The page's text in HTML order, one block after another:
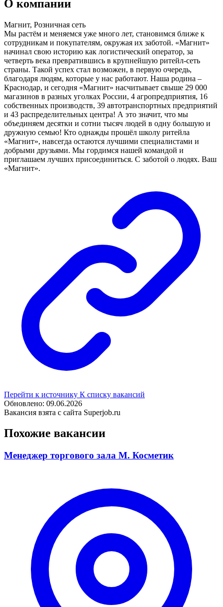
О компании
Магнит, Розничная сеть
Мы растём и меняемся уже много лет, становимся ближе к
сотрудникам и покупателям, окружая их заботой. «Магнит»
начинал свою историю как логистический оператор, за
четверть века превратившись в крупнейшую ритейл-сеть
страны. Такой успех стал возможен, в первую очередь,
благодаря людям, которые у нас работают. Наша родина –
Краснодар, и сегодня «Магнит» насчитывает свыше 29 000
магазинов в разных уголках России, 4 агропредприятия, 16
собственных производств, 39 автотранспортных предприятий
и 43 распределительных центра! А это значит, что мы
объединяем десятки и сотни тысяч людей в одну большую и
дружную семью! Кто однажды прошёл школу ритейла
«Магнит», навсегда остаются лучшими специалистами и
добрыми друзьями. Мы гордимся нашей командой и
приглашаем лучших присоединиться. С заботой о людях. Ваш
«Магнит».
Перейти к источнику К списку вакансий
Обновлено: 09.06.2026
Вакансия взята с сайта Superjob.ru
Похожие вакансии
Менеджер торгового зала М. Косметик